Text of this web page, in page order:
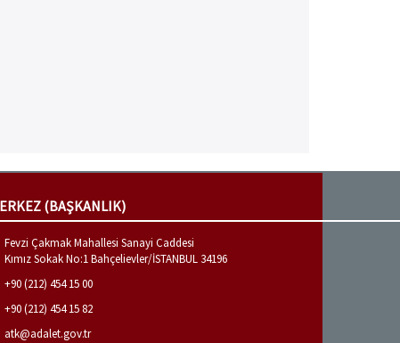
(BAŞKANLIK)
Fevzi Çakmak Mahallesi Sanayi Caddesi
Kımız Sokak No:1 Bahçelievler/İSTANBUL 34196
+90 (212) 454 15 00
+90 (212) 454 15 82
atk@adalet.gov.tr